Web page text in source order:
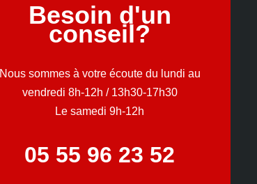
Besoin d'un
conseil?
Nous sommes à votre écoute du lundi au
vendredi 8h-12h / 13h30-17h30
Le samedi 9h-12h
05 55 96 23 52